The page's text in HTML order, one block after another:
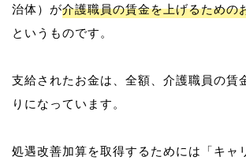
治体）が介護職員の賃金を上げるための
というものです。
支給されたお金は、全額、介護職員の賃
りになっています。
処遇改善加算を取得するためには「キャ